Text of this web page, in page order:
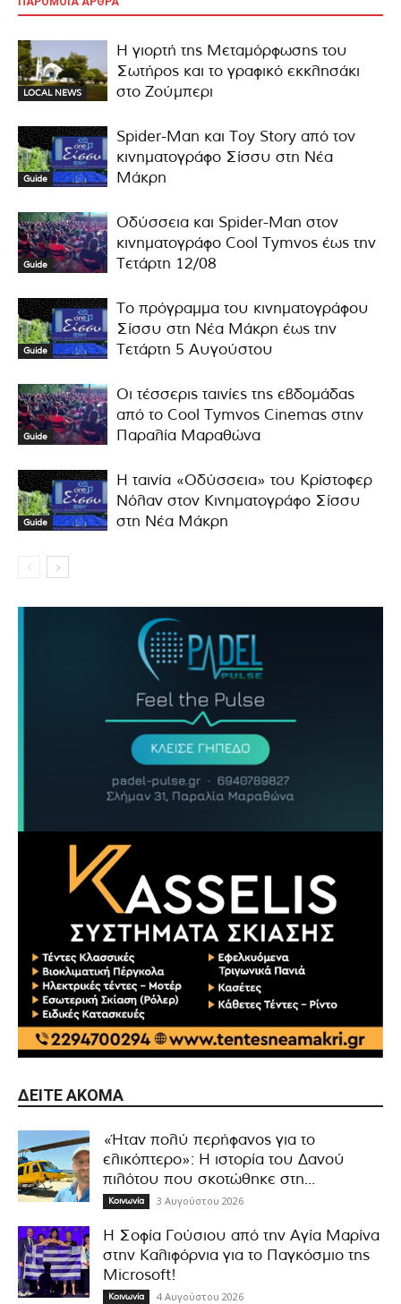
LOCAL NEWS
Η γιορτή της Μεταμόρφωσης του
Σωτήρος και το γραφικό εκκλησάκι
στο Ζούμπερι
Guide
Spider-Man και Toy Story από τον
κινηματογράφο Σίσσυ στη Νέα
Μάκρη
Guide
Οδύσσεια και Spider-Man στον
κινηματογράφο Cool Tymvos έως την
Τετάρτη 12/08
Guide
Το πρόγραμμα του κινηματογράφου
Σίσσυ στη Νέα Μάκρη έως την
Τετάρτη 5 Αυγούστου
Guide
Οι τέσσερις ταινίες της εβδομάδας
από το Cool Tymvos Cinemas στην
Παραλία Μαραθώνα
Guide
Η ταινία «Οδύσσεια» του Κρίστοφερ
Νόλαν στον Κινηματογράφο Σίσσυ
στη Νέα Μάκρη
ΔΕΊΤΕ ΑΚΌΜΑ
«Ήταν πολύ περήφανος για το
ελικόπτερο»: Η ιστορία του Δανού
πιλότου που σκοτώθηκε στη...
Κοινωνία 3 Αυγούστου 2026
Η Σοφία Γούσιου από την Αγία Μαρίνα
στην Καλιφόρνια για το Παγκόσμιο της
Microsoft!
Κοινωνία 4 Αυγούστου 2026